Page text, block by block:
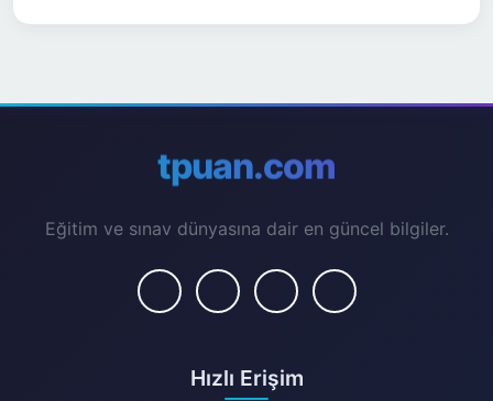
tpuan.com
Eğitim ve sınav dünyasına dair en güncel bilgiler.
Hızlı Erişim